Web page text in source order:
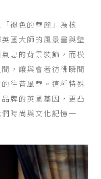
褪色的華麗」為核
國大師的風景畫與壁
息的背景裝飾，而模
，讓與會者彷彿瞬間
往昔風華。這種特殊
牌的英國基因，更凸
時尚與文化記憶一